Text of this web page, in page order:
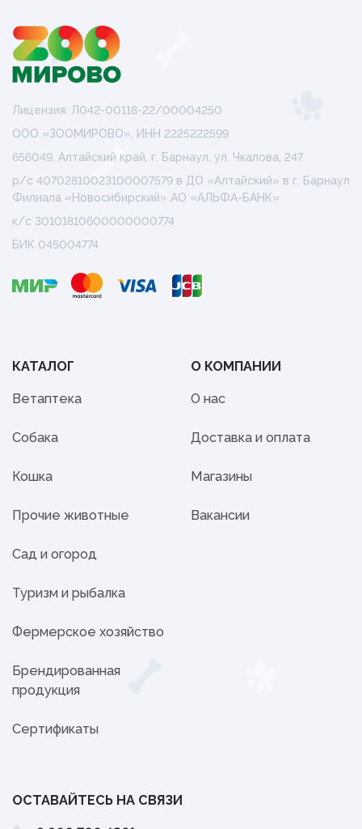
Лицензия: Л042-00118-22/00004250
ООО «ЗООМИРОВО», ИНН 2225222599
656049, Алтайский край, г. Барнаул, ул. Чкалова, 247
р/с 40702810023100007579 в ДО «Алтайский» в г. Барнаул
Филиала «Новосибирский» АО «АЛЬФА-БАНК»
к/с 30101810600000000774
БИК 045004774
КАТАЛОГ
Ветаптека
Собака
Кошка
Прочие животные
Сад и огород
Туризм и рыбалка
Фермерское хозяйство
Брендированная
продукция
Сертификаты
О КОМПАНИИ
О нас
Доставка и оплата
Магазины
Вакансии
ОСТАВАЙТЕСЬ НА СВЯЗИ